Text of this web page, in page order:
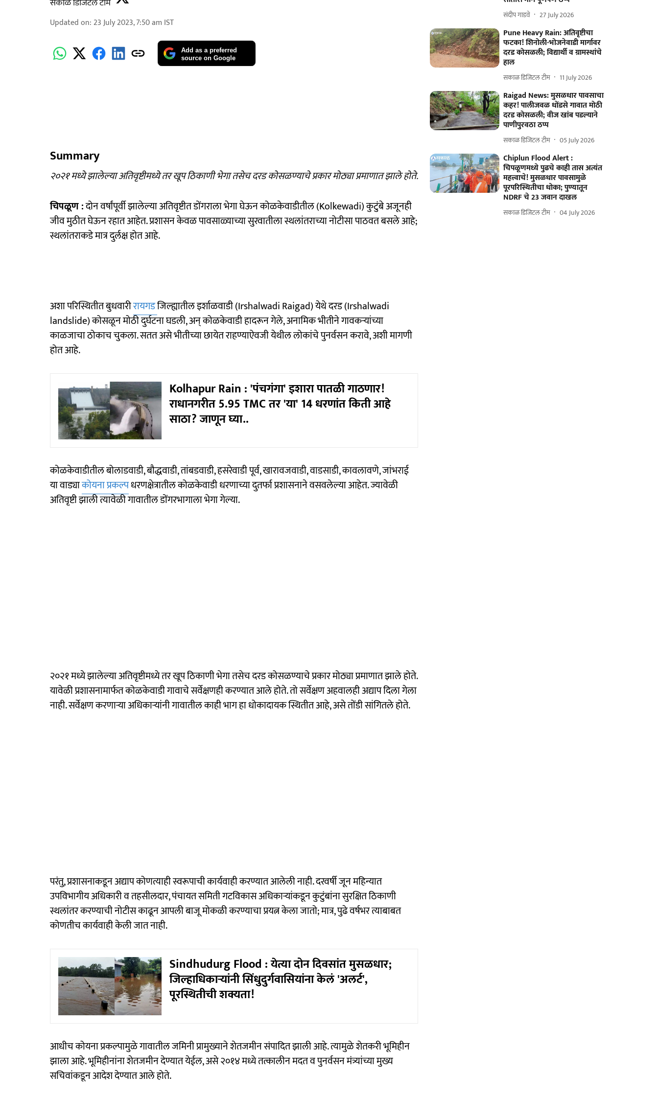
सकाळ डिजिटल टीम
Updated on: 23 July 2023, 7:50 am IST
Add as a preferred
source on Google
Summary
२०२१ मध्ये झालेल्या अतिवृष्टीमध्ये तर खूप ठिकाणी भेगा तसेच दरड कोसळण्याचे प्रकार मोठ्या प्रमाणात झाले होते.
चिपळूण :दोन वर्षांपूर्वी झालेल्या अतिवृष्टीत डोंगराला भेगा घेऊन कोळकेवाडीतील (Kolkewadi) कुटुंबे अजूनही
जीव मुठीत घेऊन रहात आहेत. प्रशासन केवळ पावसाळ्याच्या सुरवातीला स्थलांतराच्या नोटीसा पाठवत बसले आहे;
स्थलांतराकडे मात्र दुर्लक्ष होत आहे.
अशा परिस्थितीत बुधवारीरायगडजिल्ह्यातील इर्शाळवाडी (Irshalwadi Raigad) येथे दरड (Irshalwadi
landslide) कोसळून मोठी दुर्घटना घडली, अन् कोळकेवाडी हादरून गेले, अनामिक भीतीने गावकऱ्यांच्या
काळजाचा ठोकाच चुकला. सतत असे भीतीच्या छायेत राहण्याऐवजी येथील लोकांचे पुनर्वसन करावे, अशी मागणी
होत आहे.
Kolhapur Rain : 'पंचगंगा' इशारा पातळी गाठणार!
राधानगरीत 5.95 TMC तर 'या' 14 धरणांत किती आहे
साठा? जाणून घ्या..
कोळकेवाडीतील बोलाडवाडी, बौद्धवाडी, तांबडवाडी, हसरेवाडी पूर्व, खारावजवाडी, वाडसाडी, कावलावणे, जांभराई
या वाड्याकोयना प्रकल्पधरणक्षेत्रातील कोळकेवाडी धरणाच्या दुतर्फा प्रशासनाने वसवलेल्या आहेत. ज्यावेळी
अतिवृष्टी झाली त्यावेळी गावातील डोंगरभागाला भेगा गेल्या.
२०२१ मध्ये झालेल्या अतिवृष्टीमध्ये तर खूप ठिकाणी भेगा तसेच दरड कोसळण्याचे प्रकार मोठ्या प्रमाणात झाले होते.
यावेळी प्रशासनामार्फत कोळकेवाडी गावाचे सर्वेक्षणही करण्यात आले होते. तो सर्वेक्षण अहवालही अद्याप दिला गेला
नाही. सर्वेक्षण करणाऱ्या अधिकाऱ्यांनी गावातील काही भाग हा धोकादायक स्थितीत आहे, असे तोंडी सांगितले होते.
परंतु, प्रशासनाकडून अद्याप कोणत्याही स्वरूपाची कार्यवाही करण्यात आलेली नाही. दरवर्षी जून महिन्यात
उपविभागीय अधिकारी व तहसीलदार, पंचायत समिती गटविकास अधिकाऱ्यांकडून कुटुंबांना सुरक्षित ठिकाणी
स्थलांतर करण्याची नोटीस काढून आपली बाजू मोकळी करण्याचा प्रयत्न केला जातो; मात्र, पुढे वर्षभर त्याबाबत
कोणतीच कार्यवाही केली जात नाही.
Sindhudurg Flood : येत्या दोन दिवसांत मुसळधार;
जिल्हाधिकाऱ्यांनी सिंधुदुर्गवासियांना केलं 'अलर्ट',
पूरस्थितीची शक्यता!
आधीच कोयना प्रकल्पामुळे गावातील जमिनी प्रामुख्याने शेतजमीन संपादित झाली आहे. त्यामुळे शेतकरी भूमिहीन
झाला आहे. भूमिहीनांना शेतजमीन देण्यात येईल, असे २०१४ मध्ये तत्कालीन मदत व पुनर्वसन मंत्र्यांच्या मुख्य
सचिवांकडून आदेश देण्यात आले होते.
संदीप गाडवे 27 July 2026
Pune Heavy Rain: अतिवृष्टीचा
फटका! शिनोली-भोजनेवाडी मार्गावर
दरड कोसळली; विद्यार्थी व ग्रामस्थांचे
हाल
सकाळ डिजिटल टीम 11 July 2026
Raigad News: मुसळधार पावसाचा
कहर! पालीजवळ धोंडसे गावात मोठी
दरड कोसळली; वीज खांब पडल्याने
पाणीपुरवठा ठप्प
सकाळ डिजिटल टीम 05 July 2026
Chiplun Flood Alert :
चिपळूणमध्ये पुढचे काही तास अत्यंत
महत्त्वाचे! मुसळधार पावसामुळे
पूरपरिस्थितीचा धोका; पुण्यातून
NDRF चे 23 जवान दाखल
सकाळ डिजिटल टीम 04 July 2026